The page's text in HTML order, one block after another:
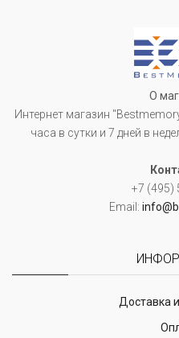
О
Интернет магазин
часа в сутки и 7 дней в
+7 (495)
Email:
Доставка